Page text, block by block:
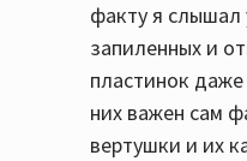
факту я слышал
запиленных и
пластинок
них важен сам
вертушки и их